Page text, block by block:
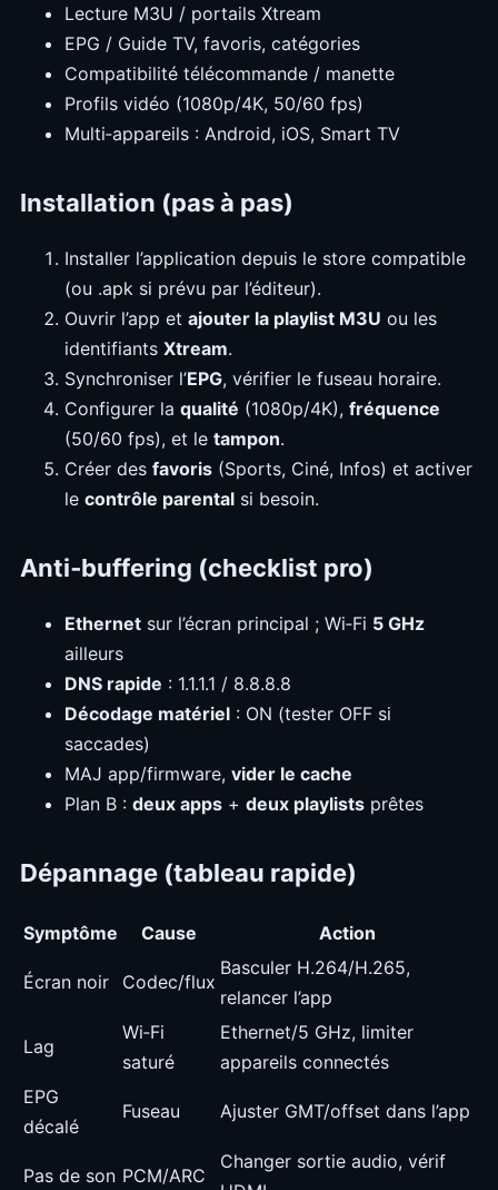
Lecture M3U / portails Xtream
EPG / Guide TV, favoris, catégories
Compatibilité télécommande / manette
Profils vidéo (1080p/4K, 50/60 fps)
Multi‑appareils : Android, iOS, Smart TV
Installation (pas à pas)
Installer l’application depuis le store compatible
(ou .apk si prévu par l’éditeur).
Ouvrir l’app et ajouter la playlist M3U ou les
identifiants Xtream.
Synchroniser l’EPG, vérifier le fuseau horaire.
Configurer la qualité (1080p/4K), fréquence
(50/60 fps), et le tampon.
Créer des favoris (Sports, Ciné, Infos) et activer
le contrôle parental si besoin.
Anti‑buffering (checklist pro)
Ethernet sur l’écran principal ; Wi‑Fi 5 GHz
ailleurs
DNS rapide : 1.1.1.1 / 8.8.8.8
Décodage matériel : ON (tester OFF si
saccades)
MAJ app/firmware, vider le cache
Plan B : deux apps + deux playlists prêtes
Dépannage (tableau rapide)
Symptôme Cause Action
Écran noir Codec/flux
Basculer H.264/H.265,
relancer l’app
Lag
Wi‑Fi
saturé
Ethernet/5 GHz, limiter
appareils connectés
EPG
décalé
Fuseau Ajuster GMT/offset dans l’app
Pas de son PCM/ARC
Changer sortie audio, vérif